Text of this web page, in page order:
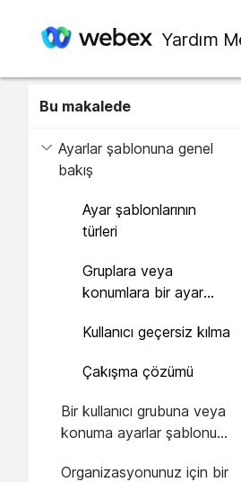
Yardım
Bu makalede
Ayarlar şablonuna genel
bakış
Ayar şablonlarının
türleri
Gruplara veya
konumlara bir ayar
Kullanıcı geçersiz kılma
Çakışma çözümü
Bir kullanıcı grubuna veya
konuma ayarlar şablonu
Organizasyonunuz için bir